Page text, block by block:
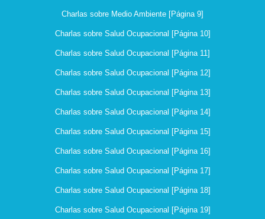
Charlas sobre Medio Ambiente [Página 9]
Charlas sobre Salud Ocupacional [Página 10]
Charlas sobre Salud Ocupacional [Página 11]
Charlas sobre Salud Ocupacional [Página 12]
Charlas sobre Salud Ocupacional [Página 13]
Charlas sobre Salud Ocupacional [Página 14]
Charlas sobre Salud Ocupacional [Página 15]
Charlas sobre Salud Ocupacional [Página 16]
Charlas sobre Salud Ocupacional [Página 17]
Charlas sobre Salud Ocupacional [Página 18]
Charlas sobre Salud Ocupacional [Página 19]